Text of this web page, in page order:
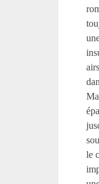
le